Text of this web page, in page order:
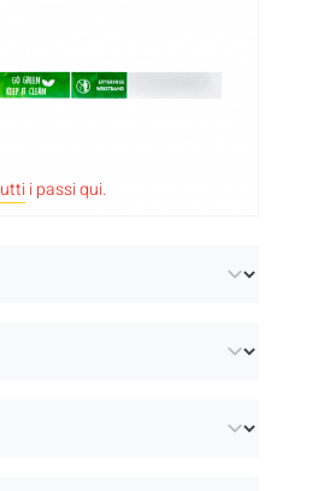
senza rifiuti. La pellicola di
di rifiuti!
i passi qui.